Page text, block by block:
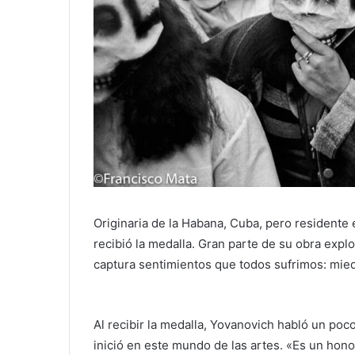
Originaria de la Habana, Cuba, pero
recibió la medalla. Gran parte de su obra
captura sentimientos que todos sufrimos:
Al recibir la medalla, Yovanovich habló un
inició en este mundo de las artes. «Es un